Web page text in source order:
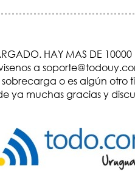
HAY MAS DE 10000
a
sobrecarga o es algún otro
ya muchas gracias y